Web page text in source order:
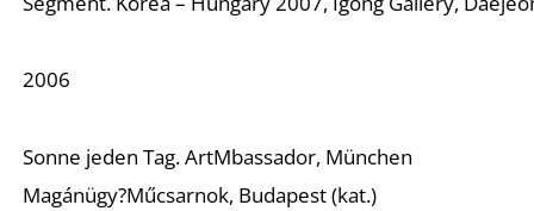
2006
Sonne jeden Tag.ArtMbassador, München
Magánügy?Műcsarnok, Budapest (kat.)